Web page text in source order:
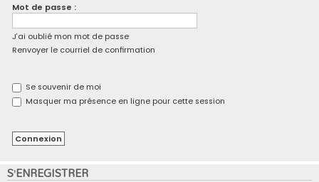
Mot de passe :
J’ai oublié mon mot de passe
Renvoyer le courriel de confirmation
Se souvenir de moi
Masquer ma présence en ligne pour cette session
S’ENREGISTRER